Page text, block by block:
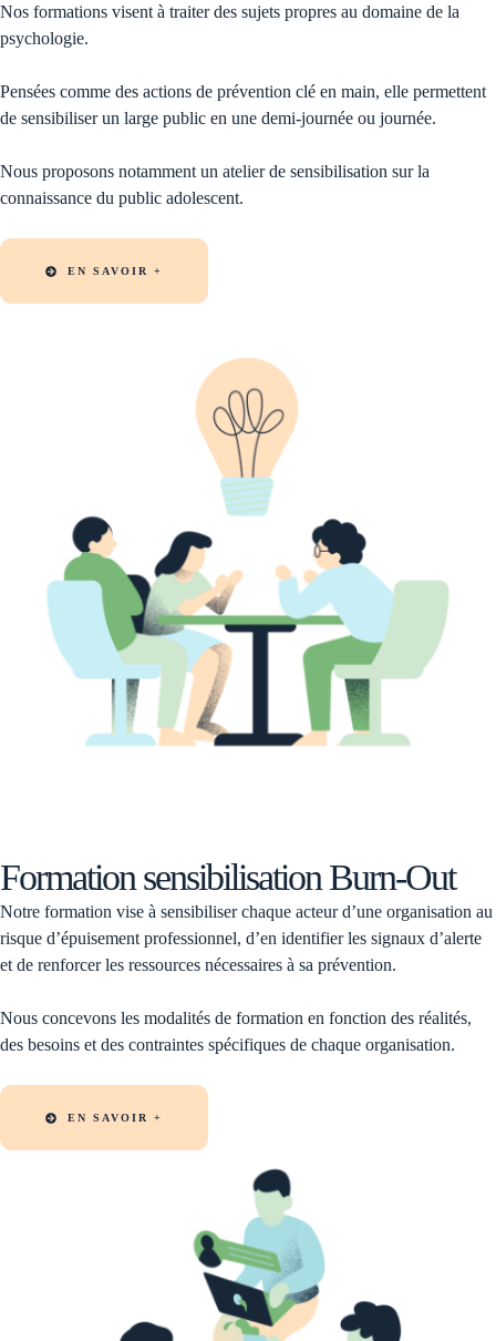
Nos formations visent à traiter des sujets propres au domaine de la
psychologie.
Pensées comme des actions de prévention clé en main, elle permettent
de sensibiliser un large public en une demi-journée ou journée.
Nous proposons notamment un atelier de sensibilisation sur la
connaissance du public adolescent.
EN SAVOIR +
Formation sensibilisation Burn-Out
Notre formation vise à sensibiliser chaque acteur d’une organisation au
risque d’épuisement professionnel, d’en identifier les signaux d’alerte
et de renforcer les ressources nécessaires à sa prévention.
Nous concevons les modalités de formation en fonction des réalités,
des besoins et des contraintes spécifiques de chaque organisation.
EN SAVOIR +